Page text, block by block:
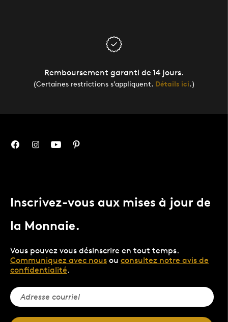
Remboursement garanti de 14 jours.
(Certaines restrictions s’appliquent. Détails ici.)
Inscrivez-vous aux mises à jour de
la Monnaie.
Vous pouvez vous désinscrire en tout temps.
Communiquez avec nous ou consultez notre avis de
confidentialité.